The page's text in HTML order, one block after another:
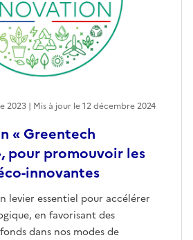
« Greentech
pour promouvoir les
innovantes
levier essentiel pour accélérer
en favorisant des
dans nos modes de
2023 | Mis à jour le 12 décembre 2024